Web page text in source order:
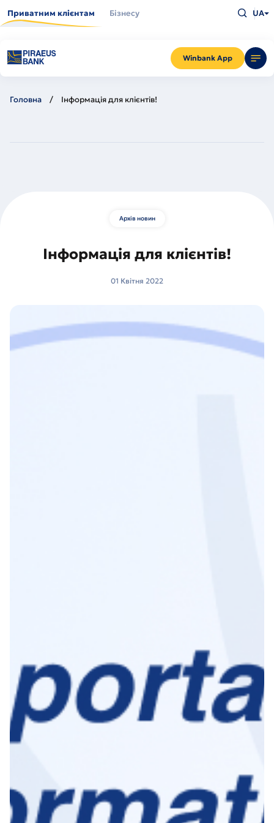
до
основного
Приватним клієнтам Бізнесу
Winbank App
що
Enter
UA
Головна Інформація для клієнтів!
Архів новин
Інформація для клієнтів!
01 Квітня 2022